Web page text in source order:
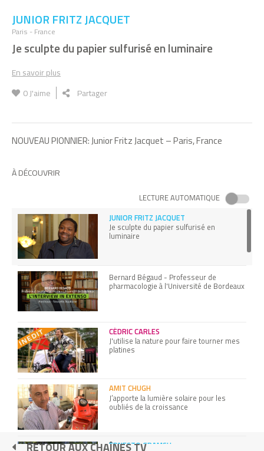
JUNIOR FRITZ JACQUET
Paris - France
Je sculpte du papier sulfurisé en luminaire
En savoir plus
0J'aime Partager
NOUVEAU PIONNIER: Junior Fritz Jacquet – Paris, France
À DÉCOUVRIR
LECTURE AUTOMATIQUE
JUNIOR FRITZ JACQUET
Je sculpte du papier sulfurisé en
luminaire
Bernard Bégaud - Professeur de
pharmacologie à l'Université de Bordeaux
CÉDRIC CARLES
J'utilise la nature pour faire tourner mes
platines
AMIT CHUGH
J’apporte la lumière solaire pour les
oubliés de la croissance
ERNESTO GRAMSH
RETOUR AUX CHAÎNES TV